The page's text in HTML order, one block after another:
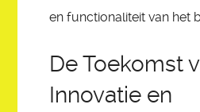
en functionaliteit van het
De Toekomst
Innovatie en